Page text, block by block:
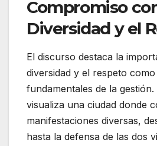
Compromiso
Diversidad y el
El discurso destaca la
diversidad y el respeto
fundamentales de la
visualiza una ciudad donde
manifestaciones diversas,
hasta la defensa de las dos